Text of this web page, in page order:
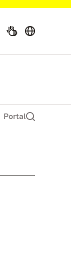
Portal